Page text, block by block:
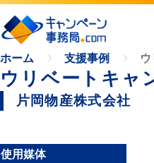
ホーム 支援事例
ウリベートキャ
片岡物産株式会社
使用媒体